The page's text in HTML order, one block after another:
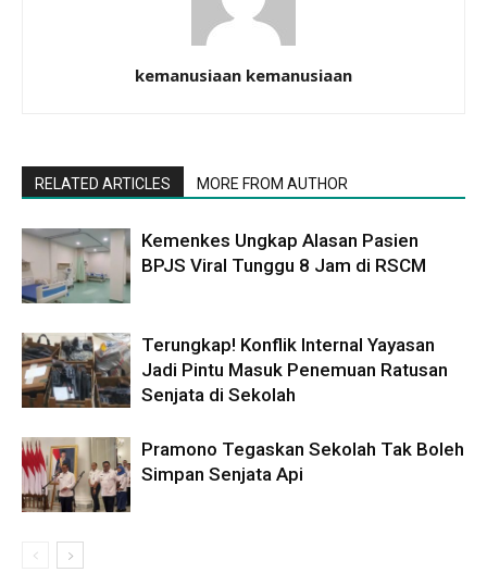
kemanusiaan kemanusiaan
RELATED ARTICLES MORE FROM AUTHOR
Kemenkes Ungkap Alasan Pasien
BPJS Viral Tunggu 8 Jam di RSCM
Terungkap! Konflik Internal Yayasan
Jadi Pintu Masuk Penemuan Ratusan
Senjata di Sekolah
Pramono Tegaskan Sekolah Tak Boleh
Simpan Senjata Api